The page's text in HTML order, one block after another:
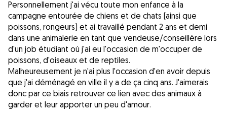
Personnellement j'ai vécu toute mon enfance à la
campagne entourée de chiens et de chats (ainsi que
poissons, rongeurs) et ai travaillé pendant 2 ans et demi
dans une animalerie en tant que vendeuse/conseillère lors
d'un job étudiant où j'ai eu l'occasion de m'occuper de
poissons, d'oiseaux et de reptiles.
Malheureusement je n'ai plus l'occasion d'en avoir depuis
que j'ai déménagé en ville il y a de ça cinq ans. J'aimerais
donc par ce biais retrouver ce lien avec des animaux à
garder et leur apporter un peu d'amour.